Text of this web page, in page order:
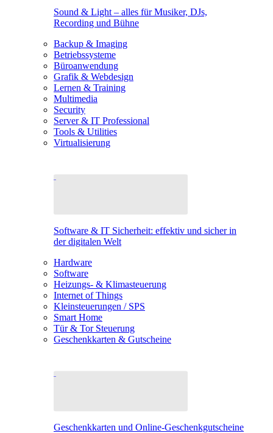
Sound & Light – alles für Musiker, DJs,
Recording und Bühne
Backup & Imaging
Betriebssysteme
Büroanwendung
Grafik & Webdesign
Lernen & Training
Multimedia
Security
Server & IT Professional
Tools & Utilities
Virtualisierung
Software & IT Sicherheit: effektiv und sicher in
der digitalen Welt
Hardware
Software
Heizungs- & Klimasteuerung
Internet of Things
Kleinsteuerungen / SPS
Smart Home
Tür & Tor Steuerung
Geschenkkarten & Gutscheine
Geschenkkarten und Online-Geschenkgutscheine